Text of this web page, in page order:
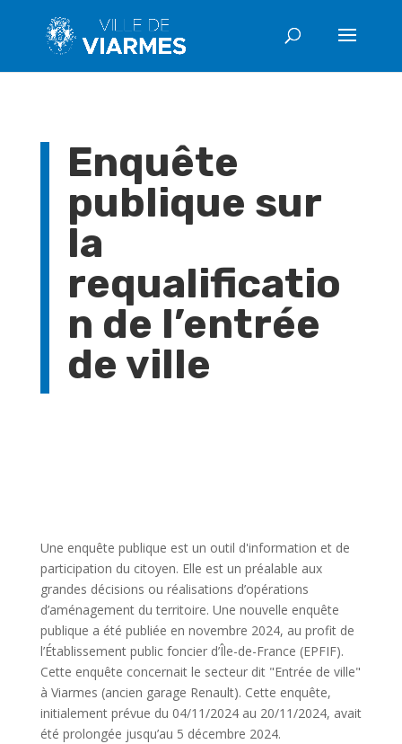
Enquête
publique sur
la
requalificatio
n de l’entrée
de ville
Une enquête publique est un outil d'information et de
participation du citoyen. Elle est un préalable aux
grandes décisions ou réalisations d’opérations
d’aménagement du territoire. Une nouvelle enquête
publique a été publiée en novembre 2024, au profit de
l’Établissement public foncier d’Île-de-France (EPFIF).
Cette enquête concernait le secteur dit "Entrée de ville"
à Viarmes (ancien garage Renault). Cette enquête,
initialement prévue du 04/11/2024 au 20/11/2024, avait
été prolongée jusqu’au 5 décembre 2024.